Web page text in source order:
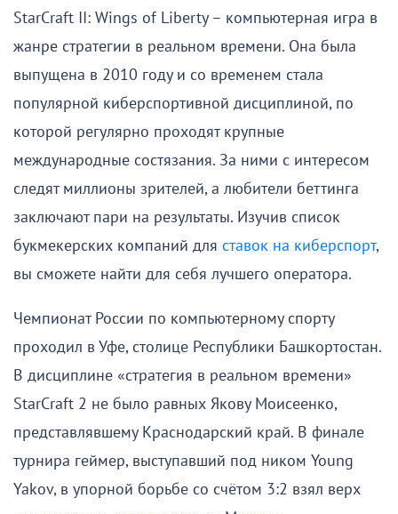
StarCraft II: Wings of Liberty – компьютерная игра в
жанре стратегии в реальном времени. Она была
выпущена в 2010 году и со временем стала
популярной киберспортивной дисциплиной, по
которой регулярно проходят крупные
международные состязания. За ними с интересом
следят миллионы зрителей, а любители беттинга
заключают пари на результаты. Изучив список
букмекерских компаний для ставок на киберспорт,
вы сможете найти для себя лучшего оператора.
Чемпионат России по компьютерному спорту
проходил в Уфе, столице Республики Башкортостан.
В дисциплине «стратегия в реальном времени»
StarCraft 2 не было равных Якову Моисеенко,
представлявшему Краснодарский край. В финале
турнира геймер, выступавший под ником Young
Yakov, в упорной борьбе со счётом 3:2 взял верх